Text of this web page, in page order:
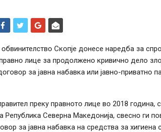
Скопје донесе наредба за
лице за продолжено кривично дело
за јавна набавка или јавно-приватно
преку правното лице во 2018 година,
Република Северна Македонија, свесно ги
за јавна набавка на средства за